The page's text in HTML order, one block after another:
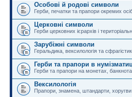
Особові й родові символи
Герби, печатки та прапори окремих осіб
Церковні символи
Герби церковних ієрархів і
Зарубіжні символи
Геральдика, вексилологія та
Герби та прапори в
Герби та прапори на монетах,
Вексилологія
Прапори, знамена, штандарти, хоругви